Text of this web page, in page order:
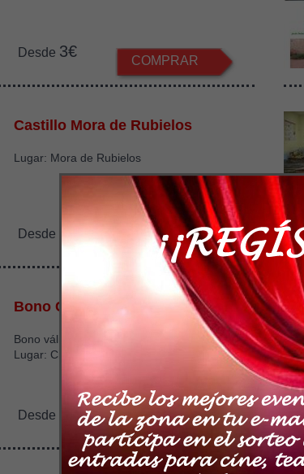
Desde 3€
COMPRAR
Castillo Mora de Rubielos
Lugar: Mora de Rubielos
Desde 2€
COMPRAR
Bono Cine Alcor82
Bono válido hasta Junio del 2023
Lugar: Cine Sala Alcor85 Alcorisa
Desde 15€
COMPRAR